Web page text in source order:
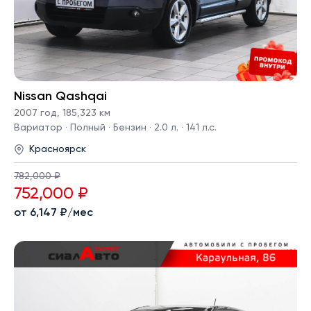
Nissan Qashqai
2007 год, 185,323 км
Вариатор · Полный · Бензин · 2.0 л. · 141 л.с.
Красноярск
782,000 ₽
752,000 ₽
от 6,147 ₽/мес